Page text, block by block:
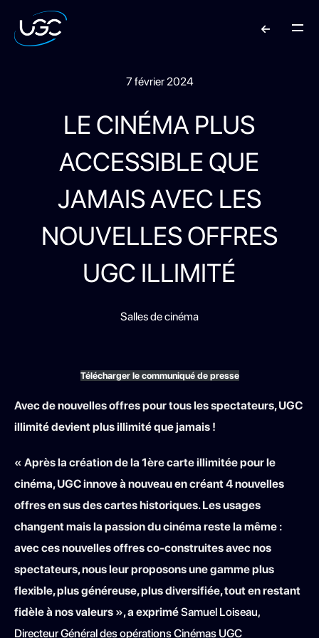
7 février 2024
LE CINÉMA PLUS
ACCESSIBLE QUE
JAMAIS AVEC LES
NOUVELLES OFFRES
UGC ILLIMITÉ
Salles de cinéma
Télécharger le communiqué de presse
Avec de nouvelles offres pour tous les spectateurs, UGC
illimité devient plus illimité que jamais !
« Après la création de la 1ère carte illimitée pour le
cinéma, UGC innove à nouveau en créant 4 nouvelles
offres en sus des cartes historiques. Les usages
changent mais la passion du cinéma reste la même :
avec ces nouvelles offres co-construites avec nos
spectateurs, nous leur proposons une gamme plus
flexible, plus généreuse, plus diversifiée, tout en restant
fidèle à nos valeurs », a expriméSamuel Loiseau,
Directeur Général des opérations Cinémas UGC